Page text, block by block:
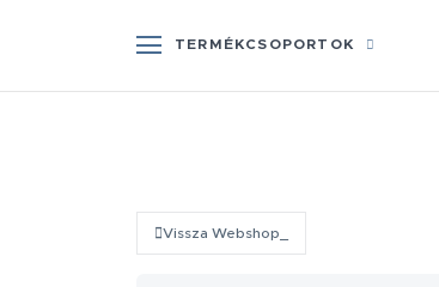
TERMÉKCSOPORTOK
Vissza Webshop_